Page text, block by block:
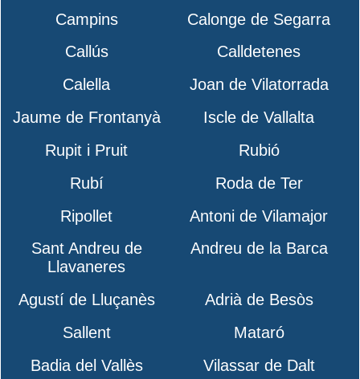
Campins
Calonge de Segarra
Callús
Calldetenes
Calella
Joan de Vilatorrada
Jaume de Frontanyà
Iscle de Vallalta
Rupit i Pruit
Rubió
Rubí
Roda de Ter
Ripollet
Antoni de Vilamajor
Sant Andreu de
Llavaneres
Andreu de la Barca
Agustí de Lluçanès
Adrià de Besòs
Sallent
Mataró
Badia del Vallès
Vilassar de Dalt